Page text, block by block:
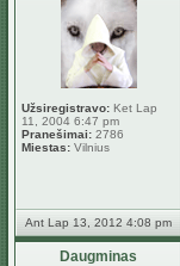
Užsiregistravo: Ket Lap
11, 2004 6:47 pm
Pranešimai: 2786
Miestas: Vilnius
Ant Lap 13, 2012 4:08 pm
Daugminas